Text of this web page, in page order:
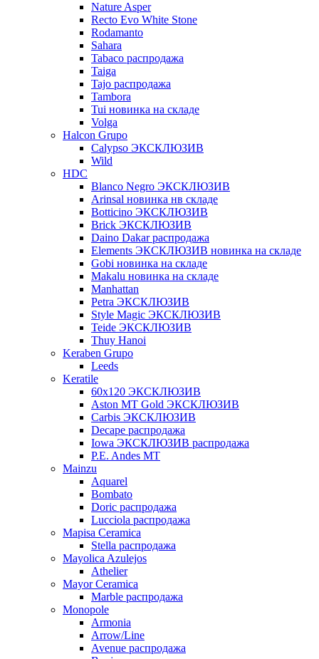
Nature Asper
Recto Evo White Stone
Rodamanto
Sahara
Tabaco распродажа
Taiga
Tajo распродажа
Tambora
Tui новинка на складе
Volga
Halcon Grupo
Calypso ЭКСКЛЮЗИВ
Wild
HDC
Blanco Negro ЭКСКЛЮЗИВ
Arinsal новинка нв складе
Botticino ЭКСКЛЮЗИВ
Brick ЭКСКЛЮЗИВ
Daino Dakar распродажа
Elements ЭКСКЛЮЗИВ новинка на складе
Gobi новинка на складе
Makalu новинка на складе
Manhattan
Petra ЭКСКЛЮЗИВ
Style Magic ЭКСКЛЮЗИВ
Teide ЭКСКЛЮЗИВ
Thuy Hanoi
Keraben Grupo
Leeds
Keratile
60х120 ЭКСКЛЮЗИВ
Aston MT Gold ЭКСКЛЮЗИВ
Carbis ЭКСКЛЮЗИВ
Decape распродажа
Iowa ЭКСКЛЮЗИВ распродажа
P.E. Andes MT
Mainzu
Aquarel
Bombato
Doric распродажа
Lucciola распродажа
Mapisa Ceramica
Stella распродажа
Mayolica Azulejos
Athelier
Mayor Ceramica
Marble распродажа
Monopole
Armonia
Arrow/Line
Avenue распродажа